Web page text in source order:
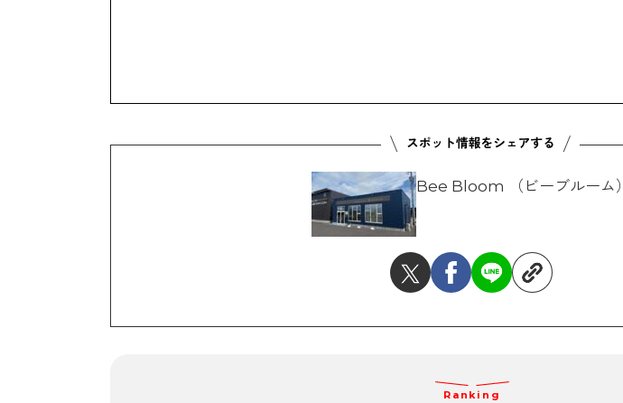
Bee Bloom （ビーブルーム）
Ranking